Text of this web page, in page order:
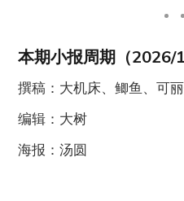
本期小报周期（2026/
撰稿：大机床、鲫鱼、可
编辑：大树
海报：汤圆